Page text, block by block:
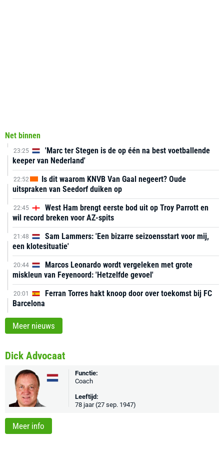
Net binnen
23:25
'Marc ter Stegen is de op één na best voetballende
keeper van Nederland'
22:52
Is dit waarom KNVB Van Gaal negeert? Oude
uitspraken van Seedorf duiken op
22:45
West Ham brengt eerste bod uit op Troy Parrott en
wil record breken voor AZ-spits
21:48
Sam Lammers: 'Een bizarre seizoensstart voor mij,
een klotesituatie'
20:44
Marcos Leonardo wordt vergeleken met grote
miskleun van Feyenoord: 'Hetzelfde gevoel'
20:01
Ferran Torres hakt knoop door over toekomst bij FC
Barcelona
Meer nieuws
Dick Advocaat
Functie:
Coach
Leeftijd:
78 jaar (27 sep. 1947)
Meer info